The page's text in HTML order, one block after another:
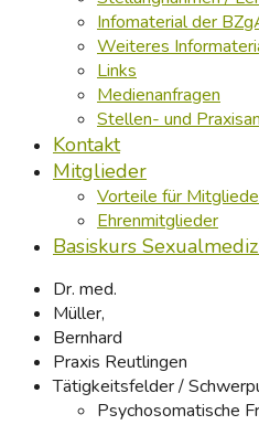
Infomaterial der
Weiteres
Links
Medienanfragen
Stellen- und
Kontakt
Mitglieder
Vorteile für
Ehrenmitglieder
Basiskurs
Dr. med.
Müller,
Bernhard
Praxis Reutlingen
Tätigkeitsfelder /
Psychosomatische